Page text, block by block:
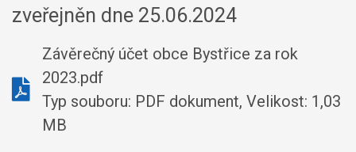
zveřejněn dne 25.06.2024
Závěrečný účet obce Bystřice za rok
2023.pdf
Typ souboru: PDF dokument, Velikost: 1,03
MB